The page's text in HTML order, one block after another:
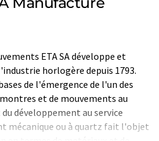
ETA SA développe et
horlogère depuis 1793.
de l'émergence de l'un des
et de mouvements au
développement au service
mécanique ou à quartz fait l'objet